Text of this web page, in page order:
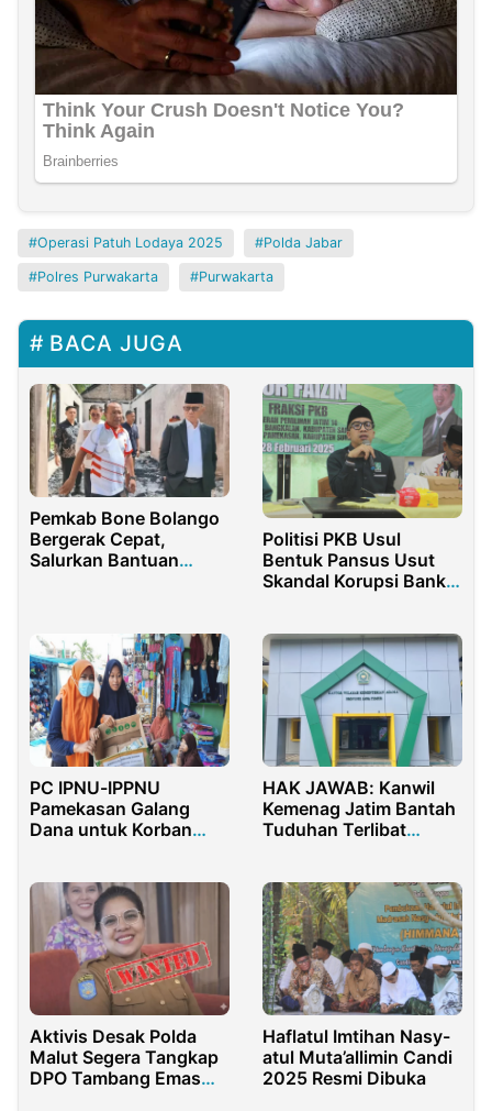
Operasi Patuh Lodaya 2025 Polda Jabar
Polres Purwakarta Purwakarta
BACA JUGA
Pemkab Bone Bolango
Bergerak Cepat,
Salurkan Bantuan
Politisi PKB Usul
Bentuk Pansus Usut
Skandal Korupsi Bank
PC IPNU-IPPNU
Pamekasan Galang
Dana untuk Korban
HAK JAWAB: Kanwil
Kemenag Jatim Bantah
Tuduhan Terlibat
Kemenag RI
Aktivis Desak Polda
Malut Segera Tangkap
DPO Tambang Emas
Haflatul Imtihan Nasy-
atul Muta’allimin Candi
2025 Resmi Dibuka